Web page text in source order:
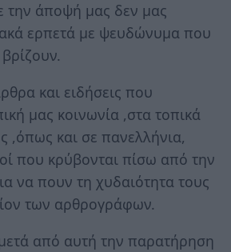
την άποψή μας δεν μας
ερπετά με ψευδώνυμα που
και ειδήσεις που
μας κοινωνία ,στα τοπικά
,όπως και σε πανελλήνια,
που κρύβονται πίσω από την
να πουν τη χυδαιότητα τους
των αρθρογράφων.
από αυτή την παρατήρηση